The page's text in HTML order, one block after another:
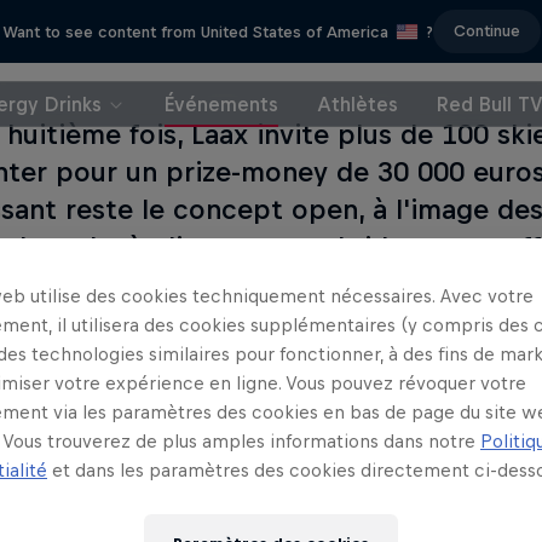
Want to see content from United States of America ? Continue
Drinks Événements Athlètes Red Bull TV
huitième fois, Laax invite plus de 100
pour un prize-money de 30 000
reste le concept open, à l'image
où n'importe quel rider avec
skis peut se mesurer aux professionnels.
Ceci
utilise des cookies techniquement nécessaires. Avec votre
il utilisera des cookies supplémentaires (y compris des
technologies similaires pour fonctionner, à des fins de
votre expérience en ligne. Vous pouvez révoquer votre
via les paramètres des cookies en bas de page du site
trouverez de plus amples informations dans notre
et dans les paramètres des cookies directement ci-